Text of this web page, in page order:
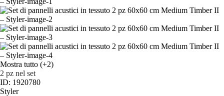
Mostra tutto (+2)
2 pz nel set
ID: 1920780
Styler